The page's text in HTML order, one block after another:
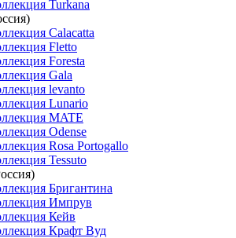
Turkana
Calacatta
Fletto
Foresta
Gala
levanto
Lunario
MATE
Odense
Rosa Portogallo
Tessuto
Бригантина
Импрув
Кейв
Крафт Вуд